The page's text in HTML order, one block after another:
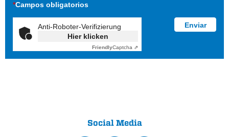
*Campos obligatorios
Anti-Roboter-Verifizierung
Hier klicken
FriendlyCaptcha ⇗
Social Media